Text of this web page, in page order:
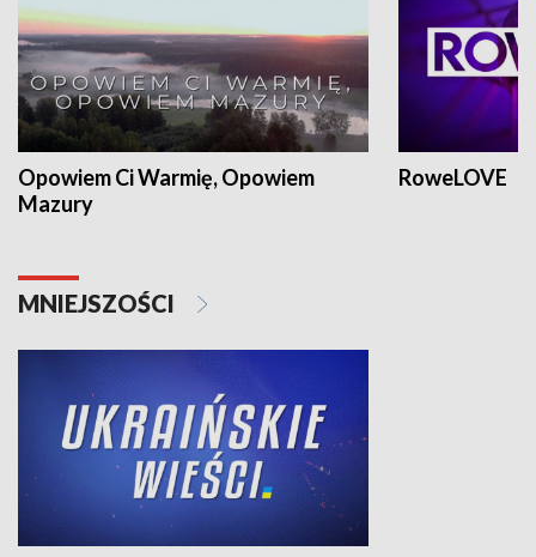
Opowiem Ci Warmię, Opowiem
Mazury
RoweLOVE
MNIEJSZOŚCI